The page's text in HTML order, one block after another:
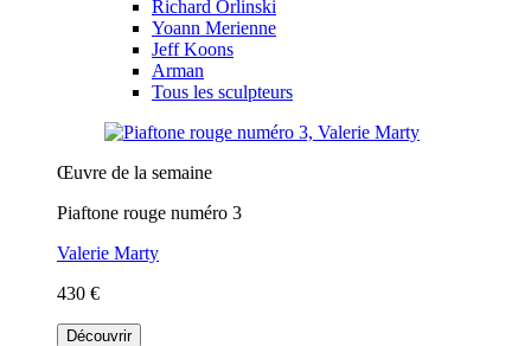
Richard Orlinski
Yoann Merienne
Jeff Koons
Arman
Tous les sculpteurs
Œuvre de la semaine
Piaftone rouge numéro 3
Valerie Marty
430 €
Découvrir